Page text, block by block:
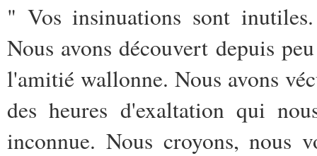
" Vos insinuations sont
Nous avons découvert depuis
l'amitié wallonne. Nous avons
des heures d'exaltation qui
inconnue. Nous croyons, nous